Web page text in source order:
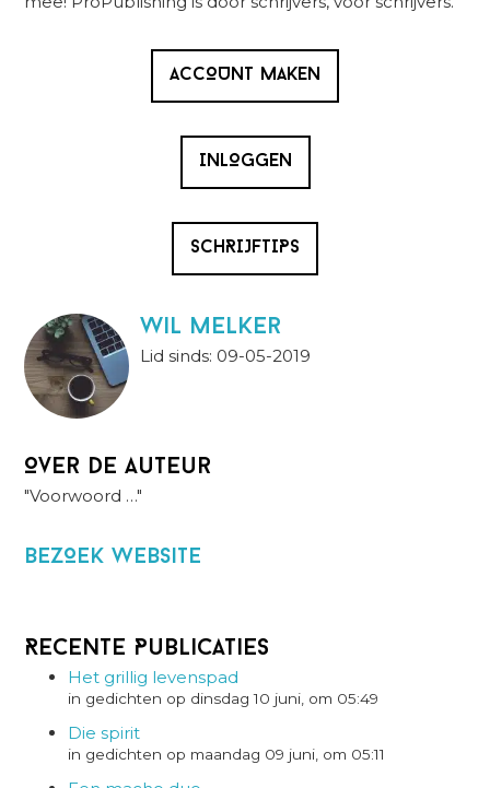
ACCOUNT MAKEN
INLOGGEN
SCHRIJFTIPS
wil melker
Lid sinds: 09-05-2019
Over de auteur
"Voorwoord …"
BezOek website
Recente Publicaties
Het grillig levenspad
in gedichten op dinsdag 10 juni, om 05:49
Die spirit
in gedichten op maandag 09 juni, om 05:11